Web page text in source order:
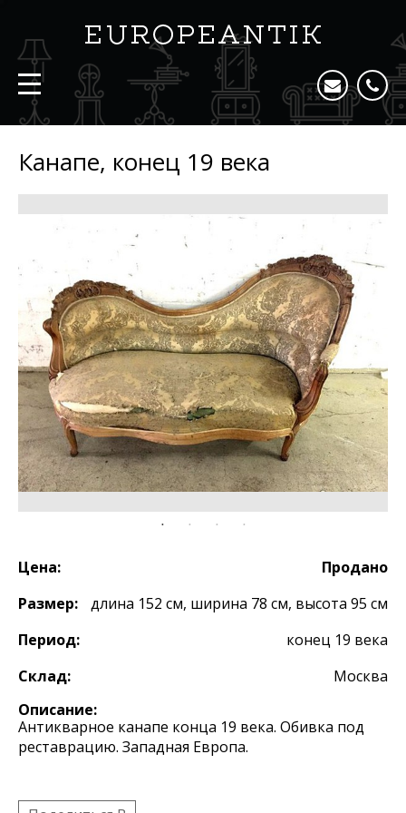
Канапе, конец 19 века
Цена:
Продано
Размер:
длина 152 см, ширина 78 см, высота 95 см
Период:
конец 19 века
Склад:
Москва
Описание:
Антикварное канапе конца 19 века. Обивка под
реставрацию. Западная Европа.